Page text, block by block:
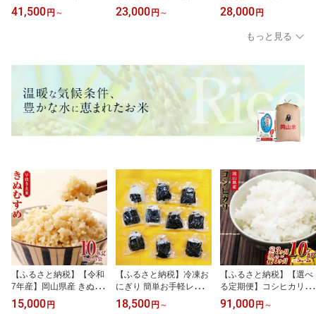
厚さ約17cm 【選べる種
類・サイズ】 高反発マッ
さ 極厚 硬め 敷布団 ベッ
ド 国産 岡山 岡山県 SIN
GS 寝具 倉敷市 送料無料
41,500円 ～
低反発 体圧分散 マット
レス メディカルスリーパ
23,000円 ～
ングル 四つ折り ＜選べ
るカラー＞ （グリーン
ブラック モカベージュ
菱グリーン 菱ベージュ）
和風 防カビ 防音 吸湿 ラ
グ ござ 無地 国産 プレイ
マット お昼寝
28,000円
もっと見る
【ふるさと納税】【令和
7年産】岡山県産 きぬむ
すめ 早炊き玄米 計10kg
（2kg×5袋） お米 米 こ
15,000 円
【ふるさと納税】冷凍お
にぎり 簡単お手軽レンジ
でチン! ＜選べる個数＞
おまかせ20個セット / ま
18,500 円 ～
【ふるさと納税】【選べ
る定期便】コシヒカリ 1
0kg（5kg×2袋）計30kg
計60kg 定期便 3ヵ月 6ヵ
91,000 円 ～